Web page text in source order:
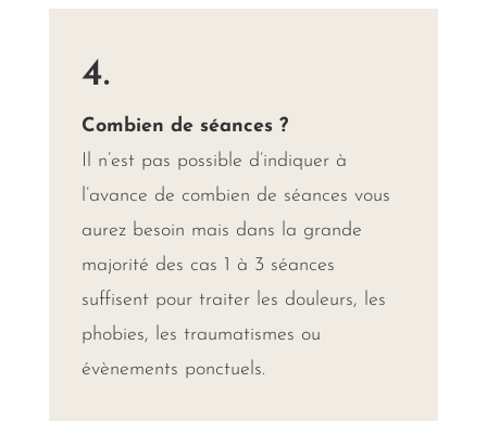
4.
Combien de séances ?
Il n’est pas possible d’indiquer à
l’avance de combien de séances vous
aurez besoin mais dans la grande
majorité des cas 1 à 3 séances
suffisent pour traiter les douleurs, les
phobies, les traumatismes ou
évènements ponctuels.